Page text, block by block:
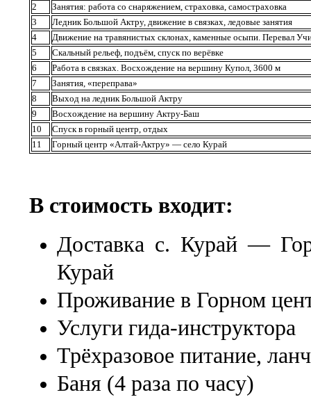
2
Занятия: работа со снаряжением, страховка, самостраховка
3
Ледник Большой Актру, движение в связках, ледовые занятия
4
Движение на травянистых склонах, каменные осыпи. Перевал
5
Скальный рельеф, подъём, спуск по верёвке
6
Работа в связках. Восхождение на вершину Купол, 3600 м
7
Занятия, «переправа»
8
Выход на ледник Большой Актру
9
Восхождение на вершину Актру-Баш
10
Спуск в горный центр, отдых
11
Горный центр «Алтай-Актру» — село Курай
В стоимость входит:
Доставка с. Курай —
Курай
Проживание в Горном
Услуги гида-инструктора
Трёхразовое питание,
Баня (4 раза по часу)